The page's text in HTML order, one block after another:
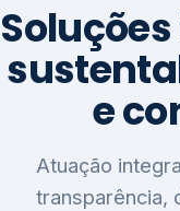
e
Atuação
transparência,